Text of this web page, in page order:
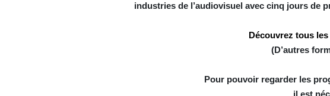
industries de l’audiovisuel avec cinq jours de
Découvrez tous les
(D’autres
Pour pouvoir regarder les